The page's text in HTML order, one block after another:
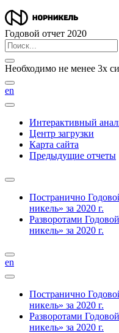
Годовой отчет 2020
Необходимо не менее 3х
en
Интерактивный
Центр загрузки
Карта сайта
Предыдущие отчеты
Постранично
никель» за 2020 г.
Разворотами
никель» за 2020 г.
en
Постранично
никель» за 2020 г.
Разворотами
никель» за 2020 г.